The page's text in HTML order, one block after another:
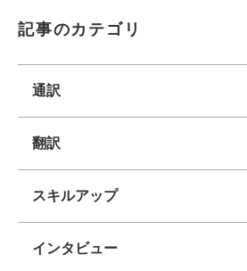
記事のカテゴリ
通訳
翻訳
スキルアップ
インタビュー